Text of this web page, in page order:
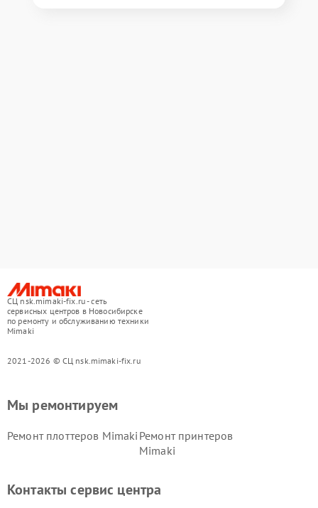
СЦ nsk.mimaki-fix.ru - сеть
сервисных центров в Новосибирске
по ремонту и обслуживанию техники
Mimaki
2021-2026 © СЦ nsk.mimaki-fix.ru
Мы ремонтируем
Ремонт плоттеров Mimaki Ремонт принтеров
Mimaki
Контакты сервис центра